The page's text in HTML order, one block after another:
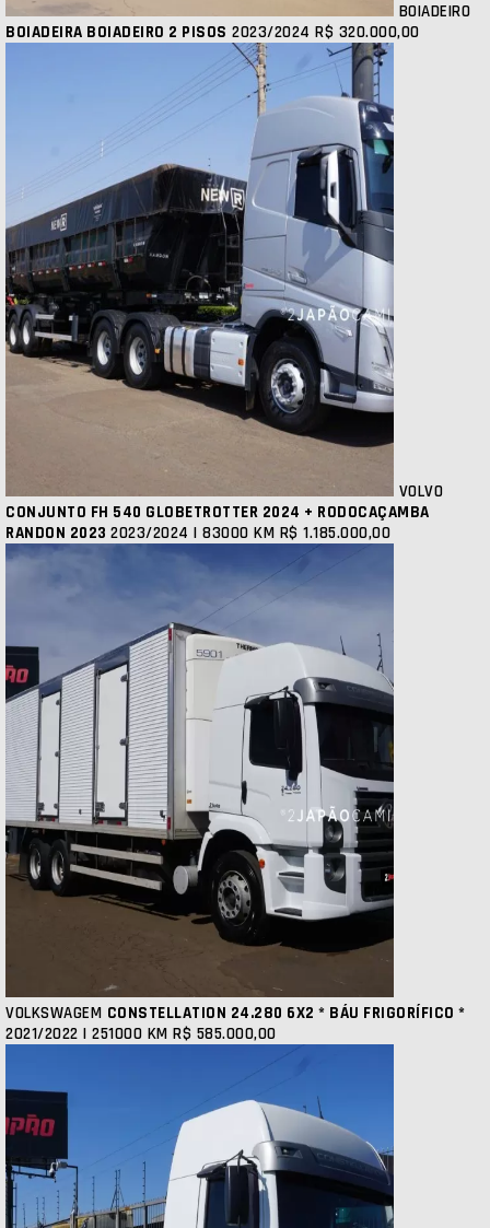
BOIADEIRO
BOIADEIRA BOIADEIRO 2 PISOS 2023/2024 R$ 320.000,00
VOLVO
CONJUNTO FH 540 GLOBETROTTER 2024 + RODOCAÇAMBA
RANDON 2023 2023/2024 | 83000 KM R$ 1.185.000,00
VOLKSWAGEM CONSTELLATION 24.280 6X2 * BÁU FRIGORÍFICO *
2021/2022 | 251000 KM R$ 585.000,00